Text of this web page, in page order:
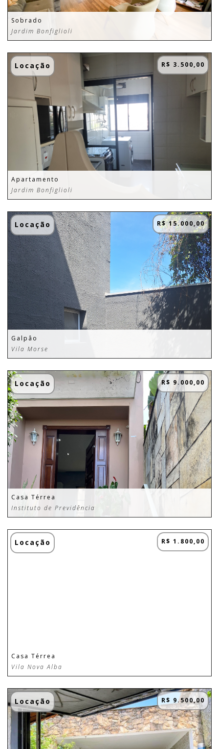
Sobrado
Jardim Bonfiglioli
Locação R$ 3.500,00
Apartamento
Jardim Bonfiglioli
Locação R$ 15.000,00
Galpâo
Vila Morse
Locação R$ 9.000,00
Casa Térrea
Instituto de Previdência
Locação R$ 1.800,00
Casa Térrea
Vila Nova Alba
Locação R$ 9.500,00